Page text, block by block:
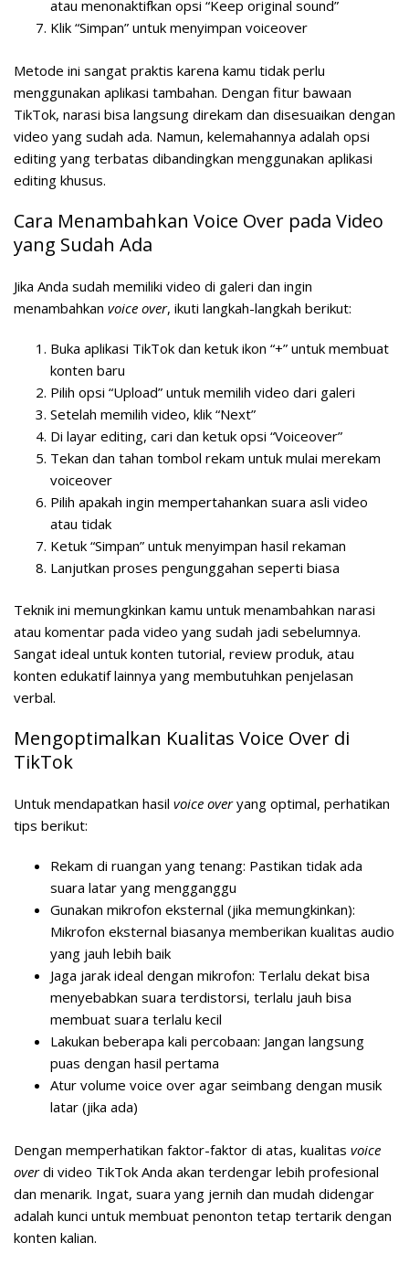
atau menonaktifkan opsi “Keep original sound”
Klik “Simpan” untuk menyimpan voiceover
Metode ini sangat praktis karena kamu tidak perlu
menggunakan aplikasi tambahan. Dengan fitur bawaan
TikTok, narasi bisa langsung direkam dan disesuaikan dengan
video yang sudah ada. Namun, kelemahannya adalah opsi
editing yang terbatas dibandingkan menggunakan aplikasi
editing khusus.
Cara Menambahkan Voice Over pada Video
yang Sudah Ada
Jika Anda sudah memiliki video di galeri dan ingin
menambahkan voice over, ikuti langkah-langkah berikut:
Buka aplikasi TikTok dan ketuk ikon “+” untuk membuat
konten baru
Pilih opsi “Upload” untuk memilih video dari galeri
Setelah memilih video, klik “Next”
Di layar editing, cari dan ketuk opsi “Voiceover”
Tekan dan tahan tombol rekam untuk mulai merekam
voiceover
Pilih apakah ingin mempertahankan suara asli video
atau tidak
Ketuk “Simpan” untuk menyimpan hasil rekaman
Lanjutkan proses pengunggahan seperti biasa
Teknik ini memungkinkan kamu untuk menambahkan narasi
atau komentar pada video yang sudah jadi sebelumnya.
Sangat ideal untuk konten tutorial, review produk, atau
konten edukatif lainnya yang membutuhkan penjelasan
verbal.
Mengoptimalkan Kualitas Voice Over di
TikTok
Untuk mendapatkan hasil voice overyang optimal, perhatikan
tips berikut:
Rekam di ruangan yang tenang: Pastikan tidak ada
suara latar yang mengganggu
Gunakan mikrofon eksternal (jika memungkinkan):
Mikrofon eksternal biasanya memberikan kualitas audio
yang jauh lebih baik
Jaga jarak ideal dengan mikrofon: Terlalu dekat bisa
menyebabkan suara terdistorsi, terlalu jauh bisa
membuat suara terlalu kecil
Lakukan beberapa kali percobaan: Jangan langsung
puas dengan hasil pertama
Atur volume voice over agar seimbang dengan musik
latar (jika ada)
Dengan memperhatikan faktor-faktor di atas, kualitas voice
overdi video TikTok Anda akan terdengar lebih profesional
dan menarik. Ingat, suara yang jernih dan mudah didengar
adalah kunci untuk membuat penonton tetap tertarik dengan
konten kalian.